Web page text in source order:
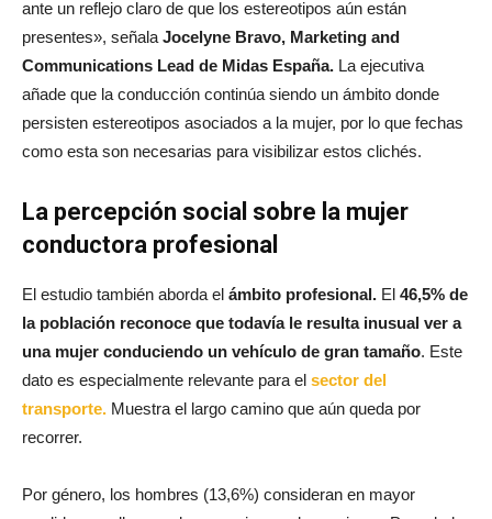
ante un reflejo claro de que los estereotipos aún están
presentes», señala Jocelyne Bravo, Marketing and
Communications Lead de Midas España. La ejecutiva
añade que la conducción continúa siendo un ámbito donde
persisten estereotipos asociados a la mujer, por lo que fechas
como esta son necesarias para visibilizar estos clichés.
La percepción social sobre la mujer
conductora profesional
El estudio también aborda el ámbito profesional. El 46,5% de
la población reconoce que todavía le resulta inusual ver a
una mujer conduciendo un vehículo de gran tamaño. Este
dato es especialmente relevante para el sector del
transporte. Muestra el largo camino que aún queda por
recorrer.
Por género, los hombres (13,6%) consideran en mayor